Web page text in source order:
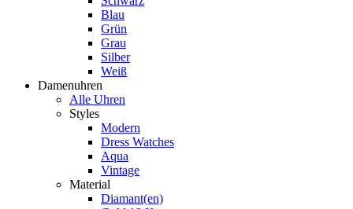
Blau
Grün
Grau
Silber
Weiß
Damenuhren
Alle Uhren
Styles
Modern
Dress Watches
Aqua
Vintage
Material
Diamant(en)